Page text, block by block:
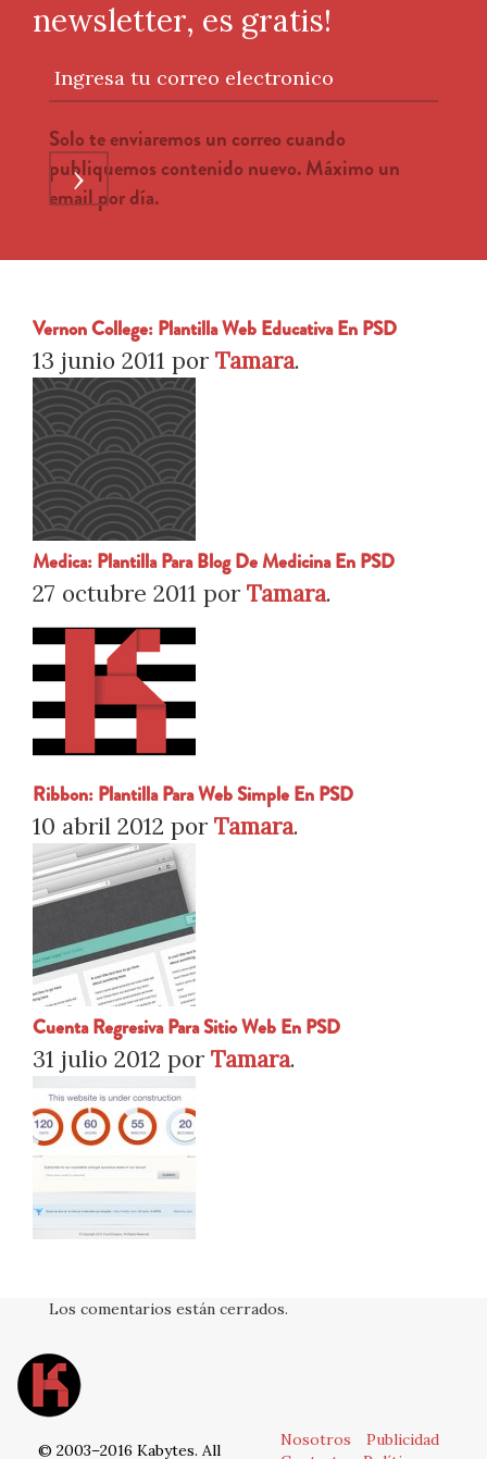
newsletter, es gratis!
Ingresa tu correo electronico
Solo te enviaremos un correo cuando
publiquemos contenido nuevo. Máximo un
email por día.
›
Vernon College: Plantilla Web Educativa En PSD
13 junio 2011 por Tamara.
Medica: Plantilla Para Blog De Medicina En PSD
27 octubre 2011 por Tamara.
Ribbon: Plantilla Para Web Simple En PSD
10 abril 2012 por Tamara.
Cuenta Regresiva Para Sitio Web En PSD
31 julio 2012 por Tamara.
Los comentarios están cerrados.
© 2003–2016 Kabytes. All
Nosotros
Publicidad